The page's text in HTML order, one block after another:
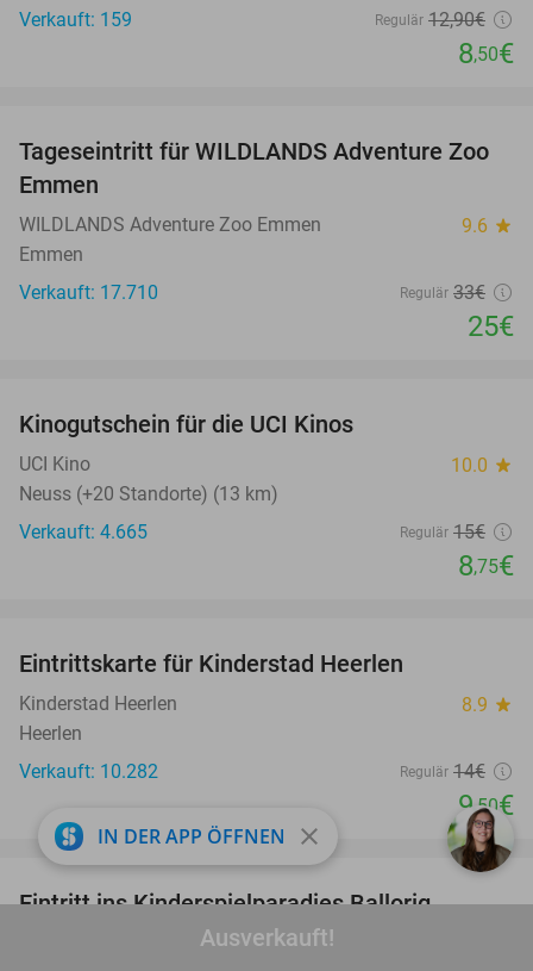
Ausverkauft!
Verkauft: 159
Regulär 12,90€
8,50€
24%
Tageseintritt für WILDLANDS Adventure Zoo
Emmen
WILDLANDS Adventure Zoo Emmen 9.6 star
Emmen
Verkauft: 17.710
Regulär 33€
25€
Kinogutschein für die UCI Kinos
UCI Kino 10.0 star
Neuss (+20 Standorte) (13 km)
Verkauft: 4.665
Regulär 15€
8,75€
Eintrittskarte für Kinderstad Heerlen
Kinderstad Heerlen 8.9 star
Heerlen
Verkauft: 10.282
Regulär 14€
9,50€
16%
favorite_border
Eintritt ins Kinderspielparadies Ballorig
IN DER APP ÖFFNEN close